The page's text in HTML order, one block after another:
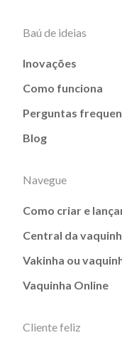
Baú de ideias
Inovações
Como funciona
Perguntas
Blog
Navegue
Como criar e
Central da
Vakinha ou
Vaquinha Online
Cliente feliz